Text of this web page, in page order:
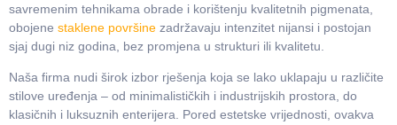
savremenim tehnikama obrade i korištenju kvalitetnih pigmenata,
obojene staklene površine zadržavaju intenzitet nijansi i postojan
sjaj dugi niz godina, bez promjena u strukturi ili kvalitetu.
Naša firma nudi širok izbor rješenja koja se lako uklapaju u različite
stilove uređenja – od minimalističkih i industrijskih prostora, do
klasičnih i luksuznih enterijera. Pored estetske vrijednosti, ovakva